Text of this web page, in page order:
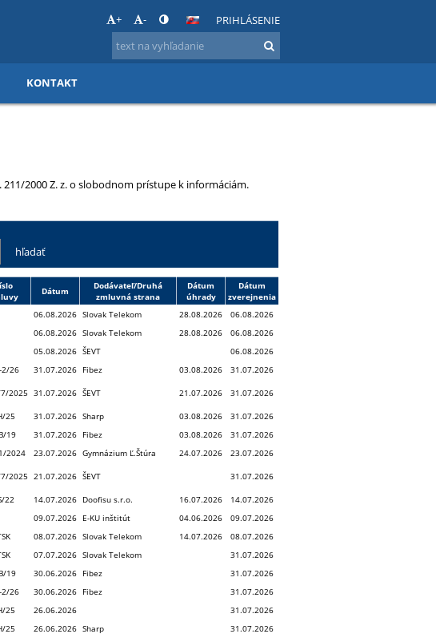
+ - PRIHLÁSENIE
KONTAKT
2000 Z. z. o slobodnom prístupe k informáciám.
Dátum
Dodávateľ/Druhá
zmluvná strana
Dátum
úhrady
Dátum
zverejnenia
06.08.2026 Slovak Telekom 28.08.2026
06.08.2026
06.08.2026 Slovak Telekom 28.08.2026
06.08.2026
05.08.2026 ŠEVT
06.08.2026
2/26 31.07.2026 Fibez 03.08.2026 31.07.2026
7/2025 31.07.2026 ŠEVT 21.07.2026 31.07.2026
25 31.07.2026 Sharp 03.08.2026
31.07.2026
19 31.07.2026 Fibez 03.08.2026
31.07.2026
2024 23.07.2026 Gymnázium Ľ.Štúra 24.07.2026 23.07.2026
7/2025 21.07.2026 ŠEVT 31.07.2026
22 14.07.2026 Doofisu s.r.o. 16.07.2026
14.07.2026
09.07.2026 E-KU inštitút 04.06.2026
09.07.2026
08.07.2026 Slovak Telekom 14.07.2026
08.07.2026
07.07.2026 Slovak Telekom
31.07.2026
19 30.06.2026 Fibez
31.07.2026
2/26 30.06.2026 Fibez
31.07.2026
25 26.06.2026
31.07.2026
25 26.06.2026 Sharp
31.07.2026